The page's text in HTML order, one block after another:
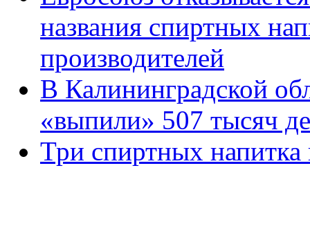
названия спиртных
производителей
В Калининградской
«выпили» 507 тысяч
Три спиртных